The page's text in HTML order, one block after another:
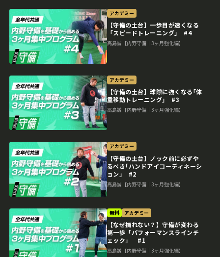
アカデミー
【守備の土台】一歩目が速くなる
「スピードトレーニング｣ #4
高島誠【内野守備｜3ヶ月強化編】
アカデミー
【守備の土台】球際に強くなる｢体
重移動トレーニング｣ #3
高島誠【内野守備｜3ヶ月強化編】
アカデミー
【守備の土台】ノック前に必ずや
るべき｢ハンドアイコーディネーシ
ョン｣ #2
高島誠【内野守備｜3ヶ月強化編】
無料 アカデミー
【なぜ捕れない？】守備が変わる
第一歩「パフォーマンスラインチ
ェック」 #1
高島誠【内野守備｜3ヶ月強化編】